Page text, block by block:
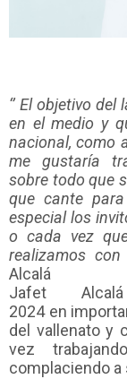
‘’ El objetivo del
en el medio y
nacional, como
me gustaría
sobre todo que
que cante
especial los
o cada vez
realizamos con
Alcalá
Jafet
2024 en
del vallenato y
vez
complaciendo